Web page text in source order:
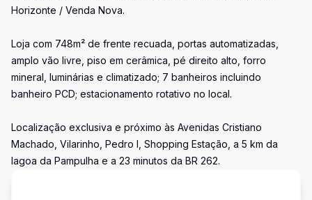
Horizonte / Venda Nova.
Loja com 748m² de frente recuada, portas automatizadas,
amplo vão livre, piso em cerâmica, pé direito alto, forro
mineral, luminárias e climatizado; 7 banheiros incluindo
banheiro PCD; estacionamento rotativo no local.
Localização exclusiva e próximo às Avenidas Cristiano
Machado, Vilarinho, Pedro I, Shopping Estação, a 5 km da
lagoa da Pampulha e a 23 minutos da BR 262.